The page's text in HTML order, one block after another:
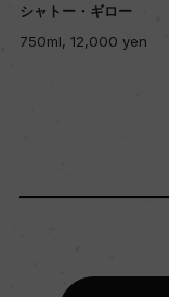
キャップの仕様
スクリューキャ
シャトー・ギロー
750ml, 12,000 yen